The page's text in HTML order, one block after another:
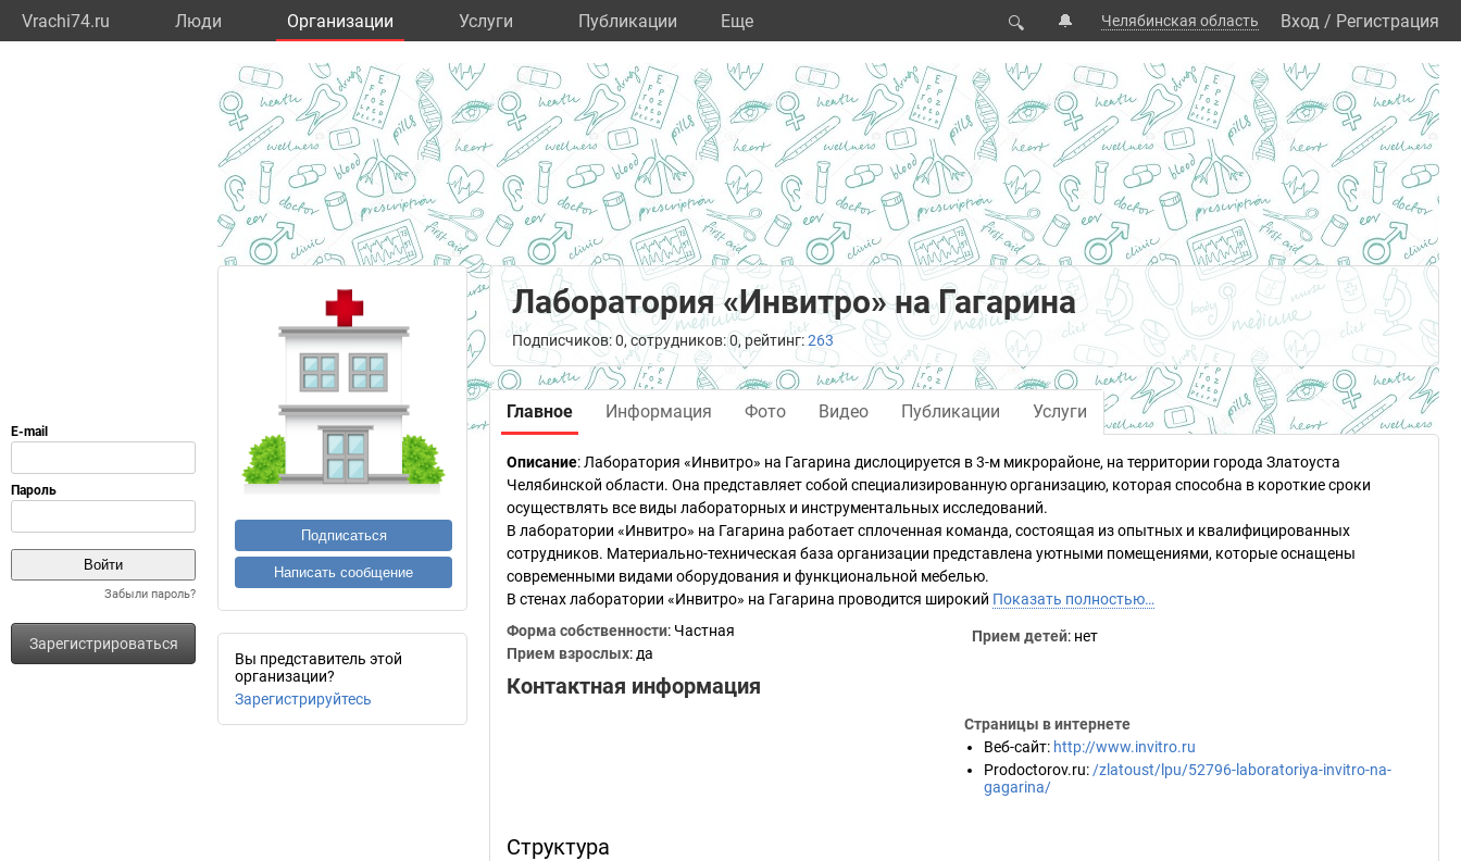
Vrachi74.ru Люди Организации Услуги Публикации Eще 🔍 🔔 Челябинская область Вход / Регистрация
Забыли пароль?
Зарегистрироваться
Подписаться
Написать сообщение
Вы представитель этой
организации?
Зарегистрируйтесь
Лаборатория «Инвитро» на Гагарина
Подписчиков: 0, сотрудников: 0, рейтинг:263
Главное Информация Фото Видео Публикации Услуги
Описание: Лаборатория «Инвитро» на Гагарина дислоцируется в 3-м микрорайоне, на территории города Златоуста
Челябинской области. Она представляет собой специализированную организацию, которая способна в короткие сроки
осуществлять все виды лабораторных и инструментальных исследований.
В лаборатории «Инвитро» на Гагарина работает сплоченная команда, состоящая из опытных и квалифицированных
сотрудников. Материально-техническая база организации представлена уютными помещениями, которые оснащены
современными видами оборудования и функциональной мебелью.
В стенах лаборатории «Инвитро» на Гагарина проводится широкий Показать полностью…
Форма собственности: Частная
Прием взрослых: да
Прием детей: нет
Контактная информация
Страницы в интернете
Веб-сайт: http://www.invitro.ru
Prodoctorov.ru: /zlatoust/lpu/52796-laboratoriya-invitro-na-
gagarina/
Структура